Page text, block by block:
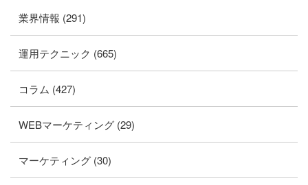
業界情報 (291)
運用テクニック (665)
コラム (427)
WEBマーケティング (29)
マーケティング (30)